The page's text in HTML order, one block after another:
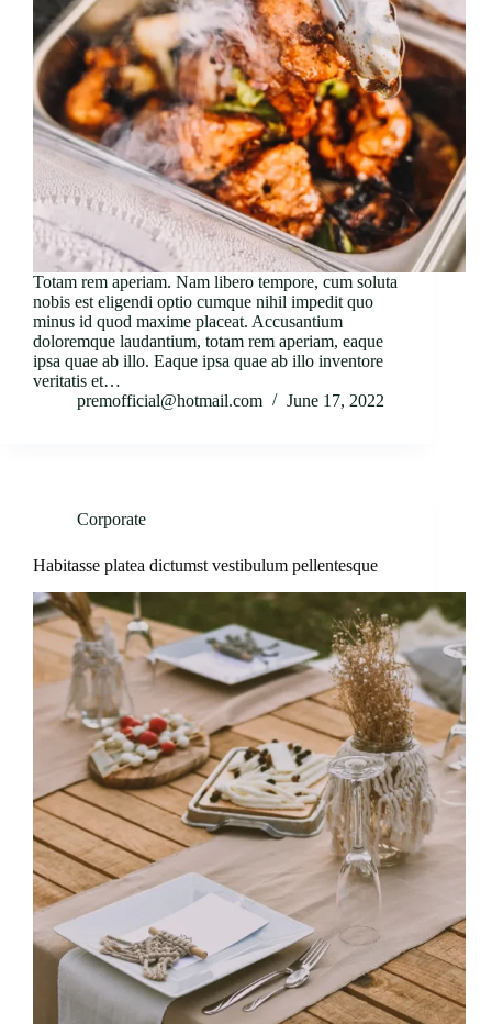
Totam rem aperiam. Nam libero tempore, cum soluta
nobis est eligendi optio cumque nihil impedit quo
minus id quod maxime placeat. Accusantium
doloremque laudantium, totam rem aperiam, eaque
ipsa quae ab illo. Eaque ipsa quae ab illo inventore
veritatis et…
premofficial@hotmail.com
June 17, 2022
Corporate
Habitasse platea dictumst vestibulum pellentesque